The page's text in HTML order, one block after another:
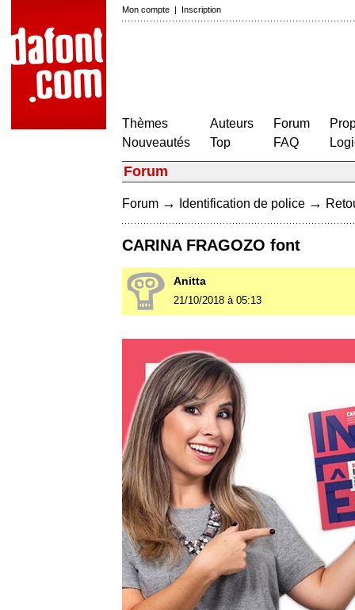
Mon compte | Inscription
Thèmes
Nouveautés
Auteurs
Top
Forum
FAQ
Forum
Forum → Identification de police →
CARINA FRAGOZO font
Anitta
21/10/2018 à 05:13